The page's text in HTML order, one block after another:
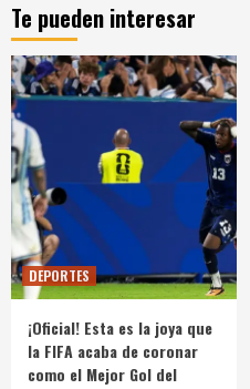
Te pueden interesar
DEPORTES
¡Oficial! Esta es la joya que
la FIFA acaba de coronar
como el Mejor Gol del